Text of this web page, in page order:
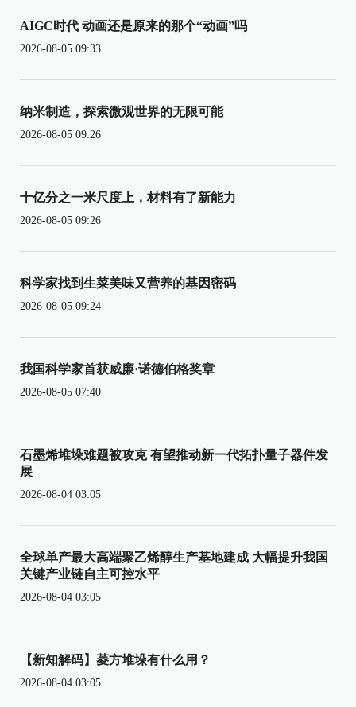
AIGC时代 动画还是原来的那个“动画”吗
2026-08-05 09:33
纳米制造，探索微观世界的无限可能
2026-08-05 09:26
十亿分之一米尺度上，材料有了新能力
2026-08-05 09:26
科学家找到生菜美味又营养的基因密码
2026-08-05 09:24
我国科学家首获威廉·诺德伯格奖章
2026-08-05 07:40
石墨烯堆垛难题被攻克 有望推动新一代拓扑量子器件发
展
2026-08-04 03:05
全球单产最大高端聚乙烯醇生产基地建成 大幅提升我国
关键产业链自主可控水平
2026-08-04 03:05
【新知解码】菱方堆垛有什么用？
2026-08-04 03:05